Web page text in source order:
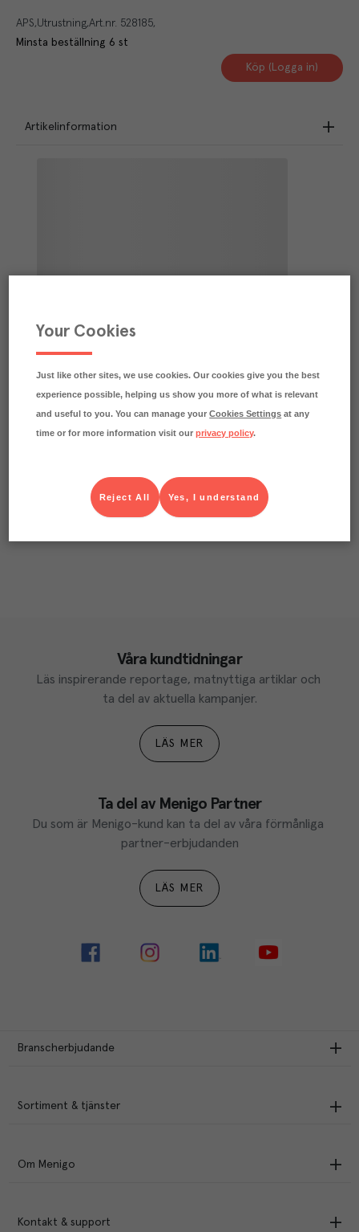
APS Utrustning Art.nr. 528185
Minsta beställning 6 st
Köp (Logga in)
Artikelinformation
Våra kundtidningar
Läs inspirerande reportage, matnyttiga artiklar och
ta del av aktuella kampanjer.
LÄS MER
Ta del av Menigo Partner
Du som är Menigo-kund kan ta del av våra förmånliga
partner-erbjudanden
LÄS MER
Branscherbjudande
Sortiment & tjänster
Om Menigo
Kontakt & support
Your Cookies
Just like other sites, we use cookies. Our cookies give you the best
experience possible, helping us show you more of what is relevant
and useful to you. You can manage yourCookies Settings at any
time or for more information visit ourprivacy policy.
Yes, I understand
Reject All